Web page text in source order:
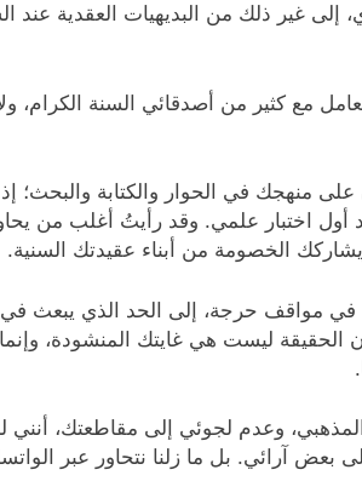
إلى غير ذلك من البديهيات العقدية
مع كثير من أصدقائي السنة
منهجك في الحوار والكتابة والبحث؛ إذ
أول اختبار علمي. وقد رأيتُ أغلب من
الخصومة من أبناء عقيدتك السنية.
في مواقف حرجة، إلى الحد الذي يبعث
الحقيقة ليست هي غايتك المنشودة،
وعدم لجوئي إلى مقاطعتك،
آرائي. بل ما زلنا نتحاور عبر